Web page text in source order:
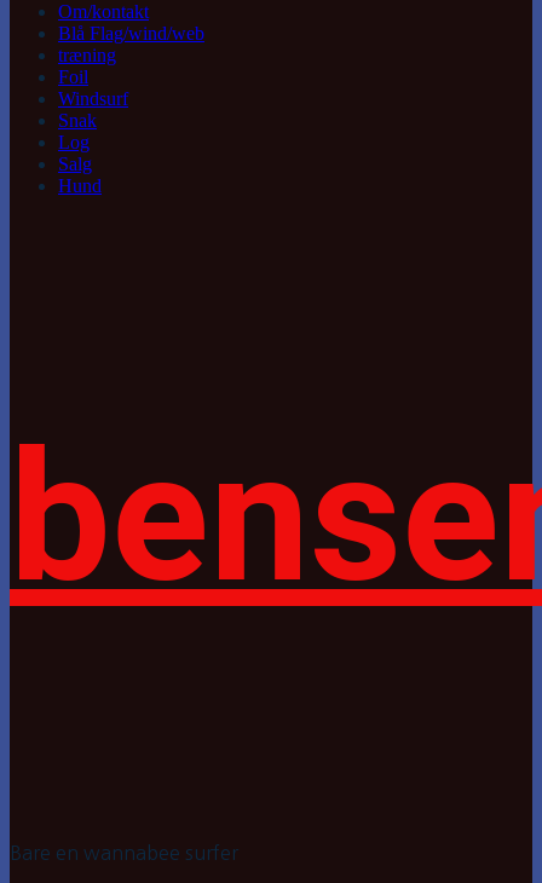
Om/kontakt
Blå Flag/wind/web
træning
Foil
Windsurf
Snak
Log
Salg
Hund
Bare en wannabee surfer